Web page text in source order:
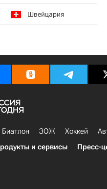
Швейцария
Биатлон ЗОЖ Хоккей
и сервисы Пресс-